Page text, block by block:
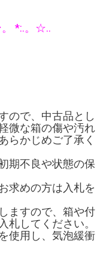
*:.。☆..
ので、中古品とし
微な箱の傷や汚れ
らかじめご了承く
期不良や状態の保
求めの方は入札を
ますので、箱や付
札してください。
使用し、気泡緩衝